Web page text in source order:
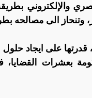
والإلكتروني
وتنحاز الى مصالحه
قدرتها على ايجاد
بعشرات القضايا،